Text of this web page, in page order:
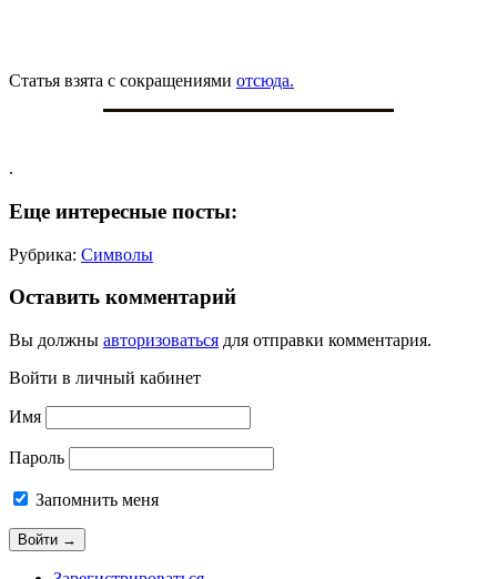
Статья взята с сокращениями отсюда.
.
Еще интересные посты:
Рубрика: Символы
Оставить комментарий
Вы должны авторизоваться для отправки комментария.
Войти в личный кабинет
Имя
Пароль
Запомнить меня